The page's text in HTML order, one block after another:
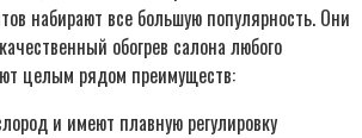
набирают все большую популярность. Они
обогрев салона любого
целым рядом преимуществ:
и имеют плавную регулировку